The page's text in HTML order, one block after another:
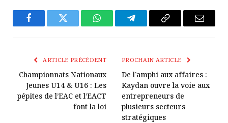
FacebookTwitter WhatsAppTélégrammeCopier
Lien
E-
ARTICLE PRÉCÉDENT
Championnats Nationaux
Jeunes U14 & U16 : Les
pépites de l’EAC et l’EACT
font la loi
PROCHAIN ARTICLE
De l’amphi aux affaires :
Kaydan ouvre la voie aux
entrepreneurs de
plusieurs secteurs
stratégiques